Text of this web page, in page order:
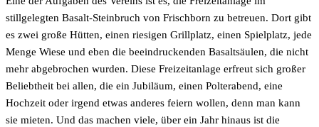
stillgelegten Basalt-Steinbruch von Frischborn zu betreuen. Dort gibt
es zwei große Hütten, einen riesigen Grillplatz, einen Spielplatz, jede
Menge Wiese und eben die beeindruckenden Basaltsäulen, die nicht
mehr abgebrochen wurden. Diese Freizeitanlage erfreut sich großer
Beliebtheit bei allen, die ein Jubiläum, einen Polterabend, eine
Hochzeit oder irgend etwas anderes feiern wollen, denn man kann
sie mieten. Und das machen viele, über ein Jahr hinaus ist die